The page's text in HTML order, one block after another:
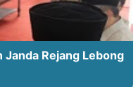
Janda Rejang Lebong